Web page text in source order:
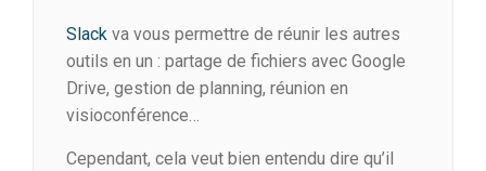
Slack va vous permettre de réunir les autres
outils en un : partage de fichiers avec Google
Drive, gestion de planning, réunion en
visioconférence…
Cependant, cela veut bien entendu dire qu’il